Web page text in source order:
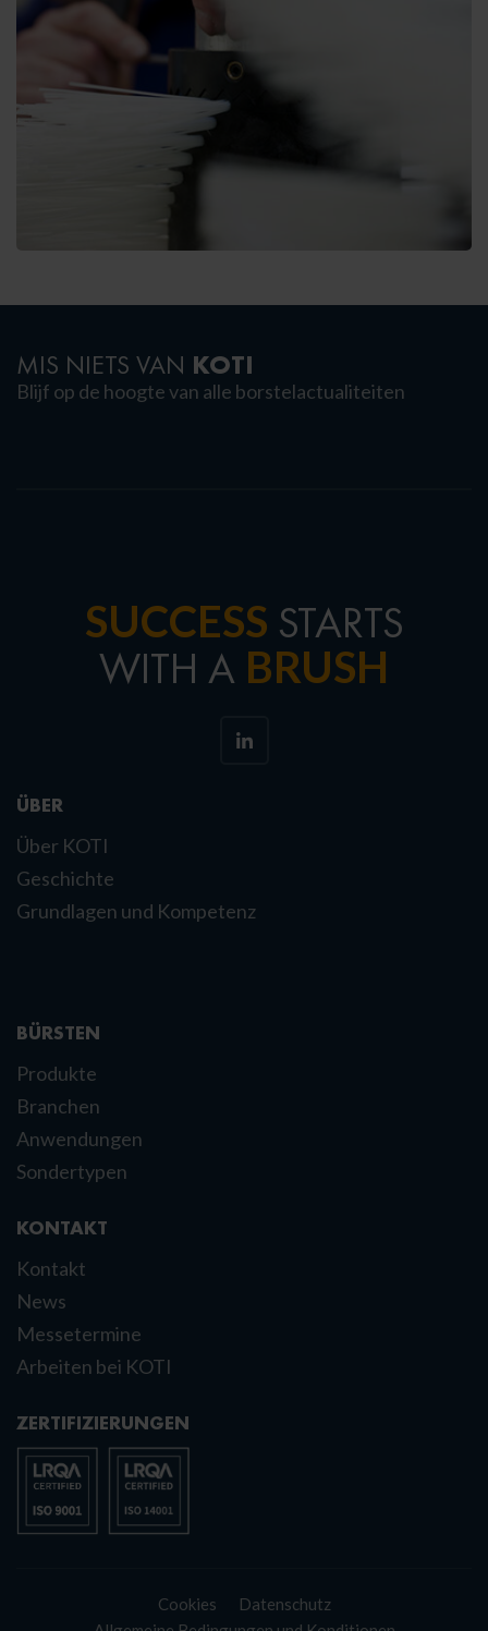
MIS NIETS VAN KOTI
Blijf op de hoogte van alle borstelactualiteiten
SUCCESS STARTS
WITH A BRUSH
ÜBER
Über KOTI
Geschichte
Grundlagen und Kompetenz
BÜRSTEN
Produkte
Branchen
Anwendungen
Sondertypen
KONTAKT
Kontakt
News
Messetermine
Arbeiten bei KOTI
ZERTIFIZIERUNGEN
Cookies
Datenschutz